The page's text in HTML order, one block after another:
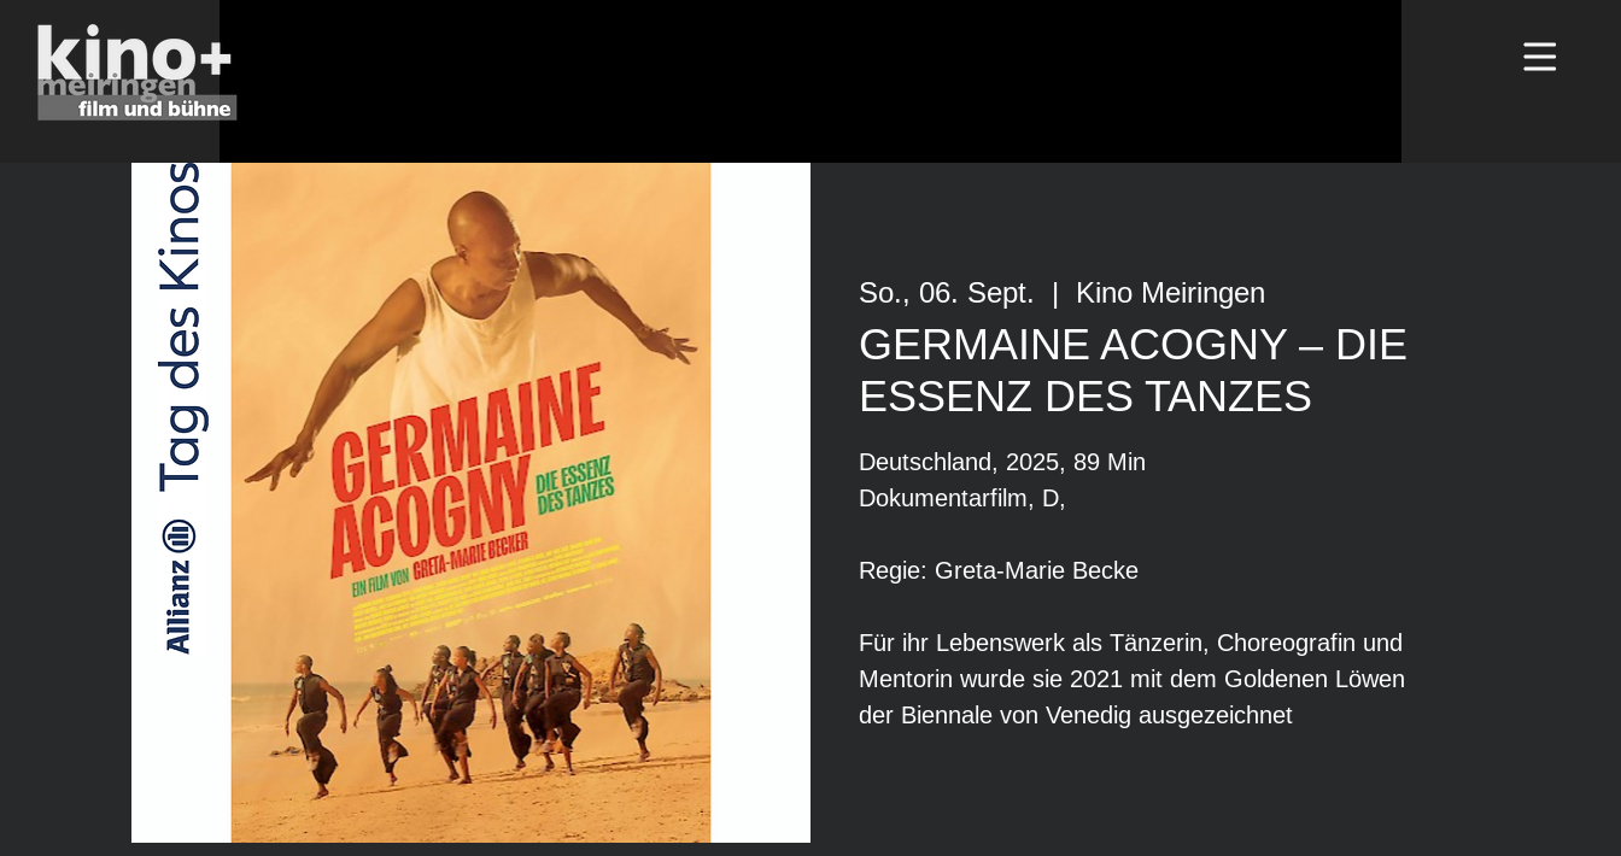
So., 06. Sept.
  |
Kino Meiringen
GERMAINE ACOGNY – DIE
ESSENZ DES TANZES
Deutschland, 2025, 89 Min
Dokumentarfilm, D,
Regie: Greta-Marie Becke
Für ihr Lebenswerk als Tänzerin, Choreografin und
Mentorin wurde sie 2021 mit dem Goldenen Löwen
der Biennale von Venedig ausgezeichnet